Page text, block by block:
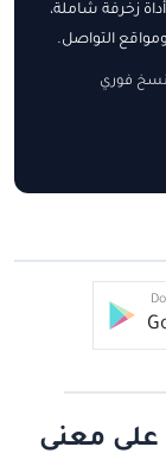
زخرفة شاملة،
التواصل.
نسخ فوري
على معنى